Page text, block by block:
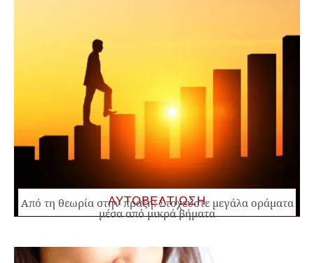
ΑΥΤΟΒΕΛΤΙΩΣΗ
Από τη θεωρία στην πράξη: Στοχεύστε μεγάλα οράματα
μέσα από μικρά βήματα